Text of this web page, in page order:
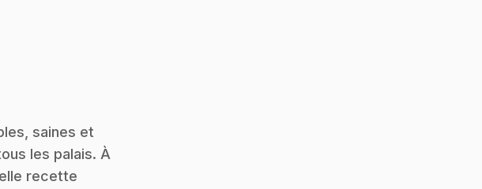
saines et
les palais. À
recette